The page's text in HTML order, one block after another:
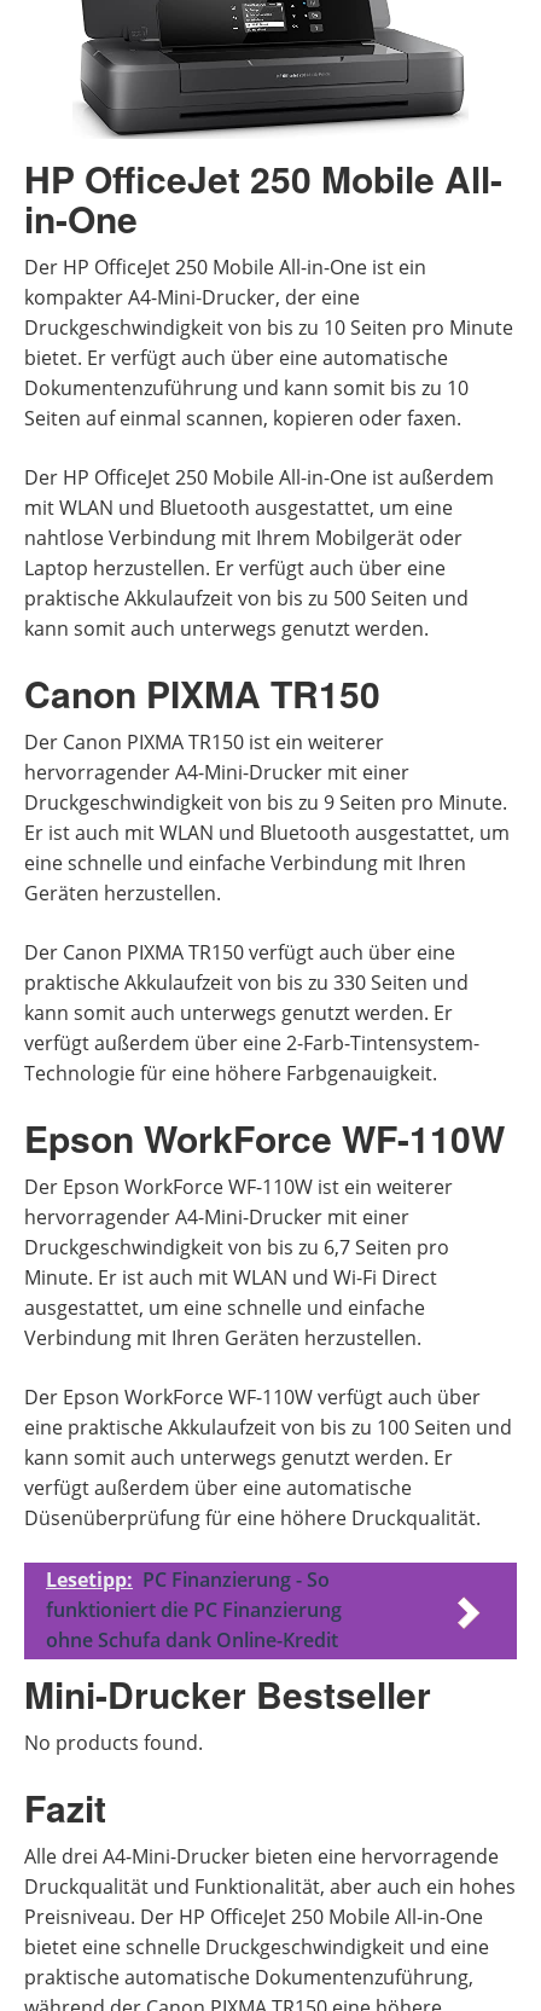
HP OfficeJet 250 Mobile All-
in-One
Der HP OfficeJet 250 Mobile All-in-One ist ein
kompakter A4-Mini-Drucker, der eine
Druckgeschwindigkeit von bis zu 10 Seiten pro Minute
bietet. Er verfügt auch über eine automatische
Dokumentenzuführung und kann somit bis zu 10
Seiten auf einmal scannen, kopieren oder faxen.
Der HP OfficeJet 250 Mobile All-in-One ist außerdem
mit WLAN und Bluetooth ausgestattet, um eine
nahtlose Verbindung mit Ihrem Mobilgerät oder
Laptop herzustellen. Er verfügt auch über eine
praktische Akkulaufzeit von bis zu 500 Seiten und
kann somit auch unterwegs genutzt werden.
Canon PIXMA TR150
Der Canon PIXMA TR150 ist ein weiterer
hervorragender A4-Mini-Drucker mit einer
Druckgeschwindigkeit von bis zu 9 Seiten pro Minute.
Er ist auch mit WLAN und Bluetooth ausgestattet, um
eine schnelle und einfache Verbindung mit Ihren
Geräten herzustellen.
Der Canon PIXMA TR150 verfügt auch über eine
praktische Akkulaufzeit von bis zu 330 Seiten und
kann somit auch unterwegs genutzt werden. Er
verfügt außerdem über eine 2-Farb-Tintensystem-
Technologie für eine höhere Farbgenauigkeit.
Epson WorkForce WF-110W
Der Epson WorkForce WF-110W ist ein weiterer
hervorragender A4-Mini-Drucker mit einer
Druckgeschwindigkeit von bis zu 6,7 Seiten pro
Minute. Er ist auch mit WLAN und Wi-Fi Direct
ausgestattet, um eine schnelle und einfache
Verbindung mit Ihren Geräten herzustellen.
Der Epson WorkForce WF-110W verfügt auch über
eine praktische Akkulaufzeit von bis zu 100 Seiten und
kann somit auch unterwegs genutzt werden. Er
verfügt außerdem über eine automatische
Düsenüberprüfung für eine höhere Druckqualität.
Lesetipp: PC Finanzierung - So
funktioniert die PC Finanzierung
ohne Schufa dank Online-Kredit
Mini-Drucker Bestseller
No products found.
Fazit
Alle drei A4-Mini-Drucker bieten eine hervorragende
Druckqualität und Funktionalität, aber auch ein hohes
Preisniveau. Der HP OfficeJet 250 Mobile All-in-One
bietet eine schnelle Druckgeschwindigkeit und eine
praktische automatische Dokumentenzuführung,